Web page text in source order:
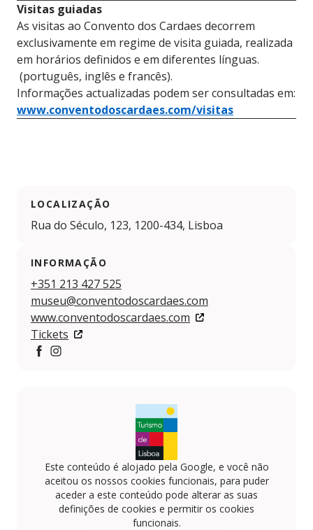
Visitas guiadas
As visitas ao Convento dos Cardaes decorrem
exclusivamente em regime de visita guiada, realizada
em horários definidos e em diferentes línguas.
(português, inglês e francês).
Informações actualizadas podem ser consultadas em:
www.conventodoscardaes.com/visitas
LOCALIZAÇÃO
Rua do Século, 123, 1200-434, Lisboa
INFORMAÇÃO
+351 213 427 525
museu@conventodoscardaes.com
www.conventodoscardaes.com
Tickets
Este conteúdo é alojado pela Google, e você não
aceitou os nossos cookies funcionais, para puder
aceder a este conteúdo pode alterar as suas
definições de cookies e permitir os cookies
funcionais.